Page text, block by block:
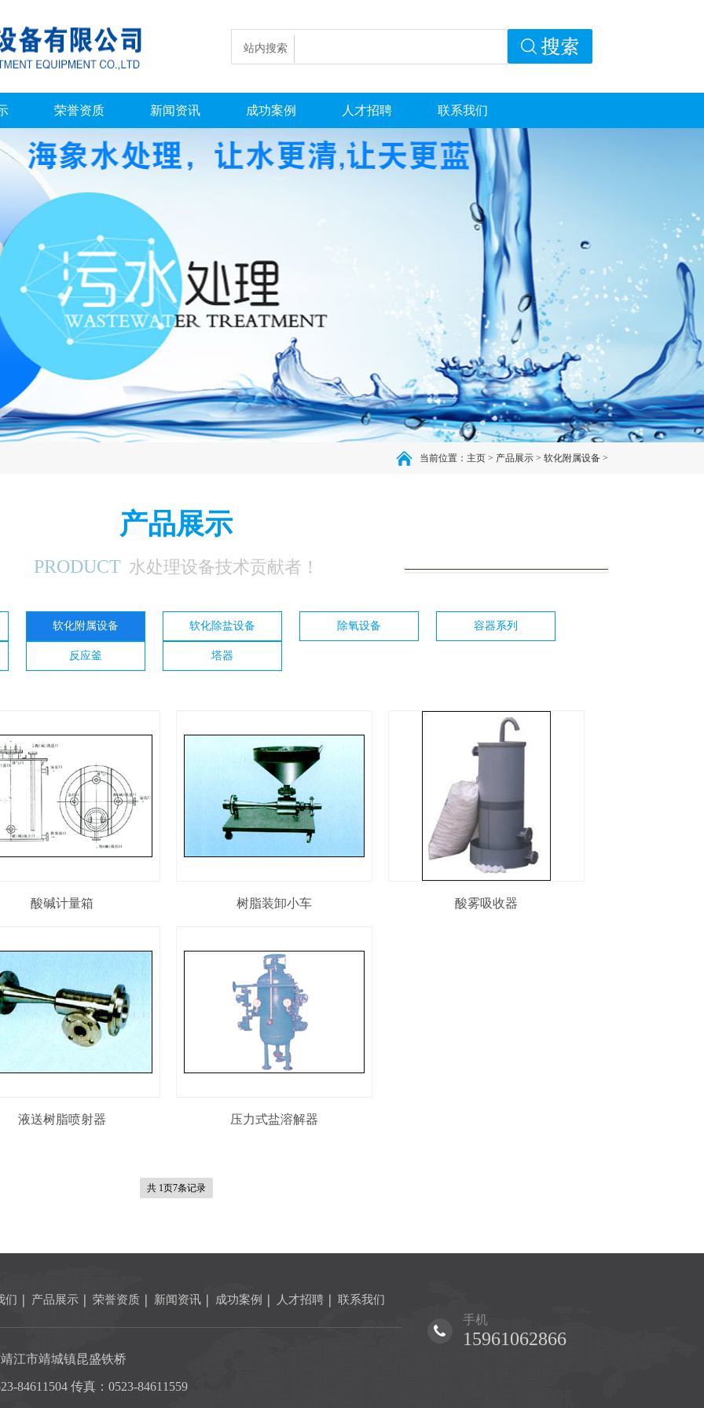
站内搜索
荣誉资质 新闻资讯 成功案例 人才招聘 联系我们
当前位置： 主页 > 产品展示 > 软化附属设备 >
产品展示
PRODUCT 水处理设备技术贡献者！
软化附属设备 软化除盐设备 除氧设备 容器系列
反应釜 塔器
酸碱计量箱 树脂装卸小车 酸雾吸收器
液送树脂喷射器 压力式盐溶解器
共 1页7条记录
们 产品展示 荣誉资质 新闻资讯 成功案例 人才招聘 联系我们
江市靖城镇昆盛铁桥
84611504 传真：0523-84611559
手机
15961062866